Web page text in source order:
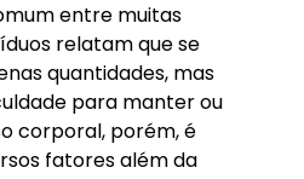
entre muitas
relatam que se
quantidades, mas
para manter ou
corporal, porém, é
fatores além da